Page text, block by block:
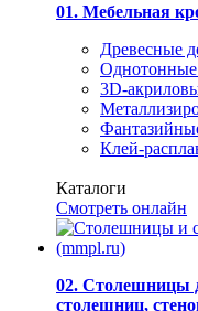
01. Мебельная
Древесные
3D-
Клей-
Каталоги
Смотреть онлайн
02. Столешницы
столешниц,